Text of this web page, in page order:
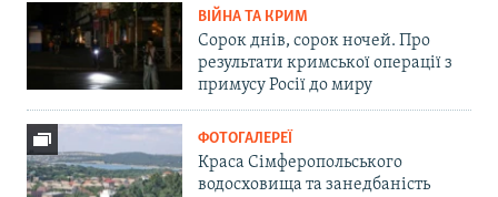
ВІЙНА ТА КРИМ
Сорок днів, сорок ночей. Про
результати кримської операції з
примусу Росії до миру
ФОТОГАЛЕРЕЇ
Краса Сімферопольського
водосховища та занедбаність